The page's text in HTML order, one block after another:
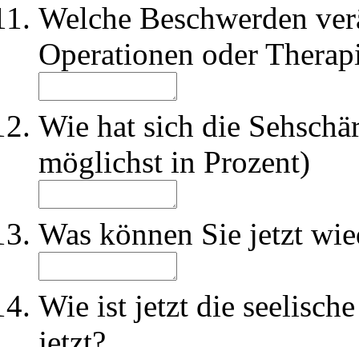
Welche Beschwerden
Operationen oder
Wie hat sich die
möglichst in Prozent)
Was können Sie jetzt
Wie ist jetzt die